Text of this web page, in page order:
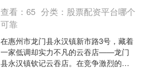
查看：65 分类： 股票配资平台哪个
可靠
在惠州市龙门县永汉镇新市路3号，藏着
一家低调却实力不凡的云吞店——龙门
县永汉镇钦记云吞店。在竞争激烈的云